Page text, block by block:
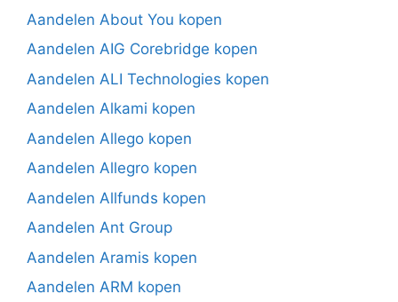
Aandelen About You kopen
Aandelen AIG Corebridge kopen
Aandelen ALI Technologies kopen
Aandelen Alkami kopen
Aandelen Allego kopen
Aandelen Allegro kopen
Aandelen Allfunds kopen
Aandelen Ant Group
Aandelen Aramis kopen
Aandelen ARM kopen